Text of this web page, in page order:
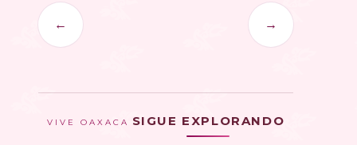
← →
VIVE OAXACA SIGUE EXPLORANDO